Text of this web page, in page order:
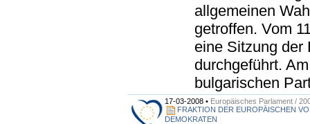
allgemeinen
getroffen. Vom
eine Sitzung der
durchgeführt.
bulgarischen
17-03-2008 • Europäisches Parlament /
FRAKTION DER EUROPÄISCHEN
DEMOKRATEN